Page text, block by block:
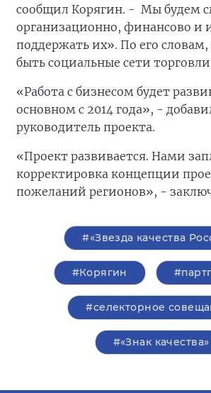
сообщил Корягин. - Мы будем
организационно, финансово и
поддержать их». По его словам,
быть социальные сети
«Работа с бизнесом будет
основном с 2014 года», -
руководитель проекта.
«Проект развивается. Нами
корректировка концепции
пожеланий регионов», -
#«Звезда качества
#Корягин
#селекторное
#«Знак качества»